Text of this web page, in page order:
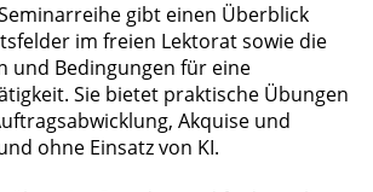
gibt einen Überblick
im freien Lektorat sowie die
und Bedingungen für eine
Sie bietet praktische Übungen
Akquise und
ohne Einsatz von KI.